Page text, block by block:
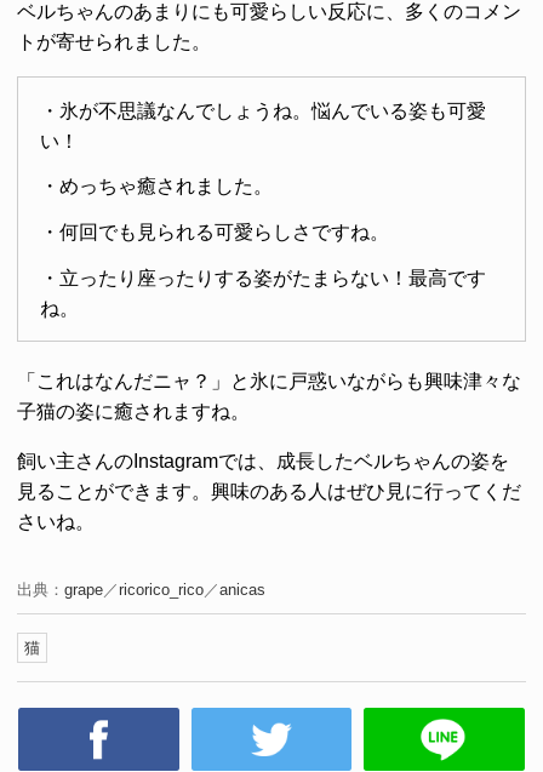
ベルちゃんのあまりにも可愛らしい反応に、多くのコメン
トが寄せられました。
・氷が不思議なんでしょうね。悩んでいる姿も可愛
い！
・めっちゃ癒されました。
・何回でも見られる可愛らしさですね。
・立ったり座ったりする姿がたまらない！最高です
ね。
「これはなんだニャ？」と氷に戸惑いながらも興味津々な
子猫の姿に癒されますね。
飼い主さんのInstagramでは、成長したベルちゃんの姿を
見ることができます。興味のある人はぜひ見に行ってくだ
さいね。
出典： grape／ricorico_rico／anicas
猫